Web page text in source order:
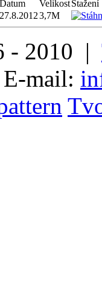
Datum VelikostStažení
27.8.20123,7M
- 2010 |
mail: